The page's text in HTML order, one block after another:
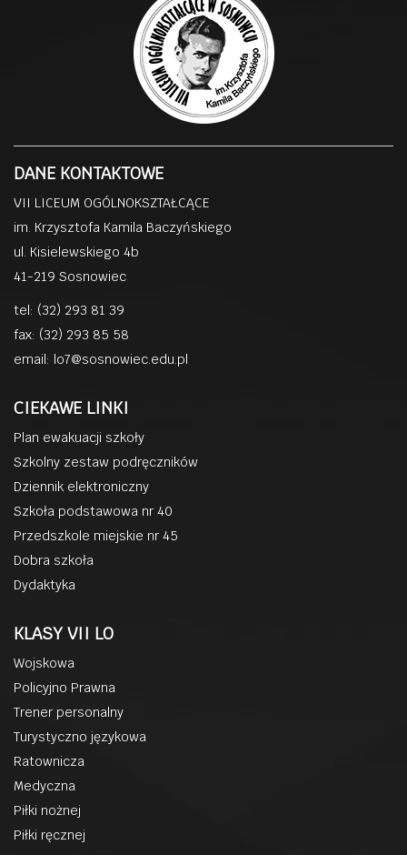
DANE KONTAKTOWE
VII LICEUM OGÓLNOKSZTAŁCĄCE
im. Krzysztofa Kamila Baczyńskiego
ul. Kisielewskiego 4b
41-219 Sosnowiec
tel: (32) 293 81 39
fax: (32) 293 85 58
email: lo7@sosnowiec.edu.pl
CIEKAWE LINKI
Plan ewakuacji szkoły
Szkolny zestaw podręczników
Dziennik elektroniczny
Szkoła podstawowa nr 40
Przedszkole miejskie nr 45
Dobra szkoła
Dydaktyka
KLASY VII LO
Wojskowa
Policyjno Prawna
Trener personalny
Turystyczno językowa
Ratownicza
Medyczna
Piłki nożnej
Piłki ręcznej